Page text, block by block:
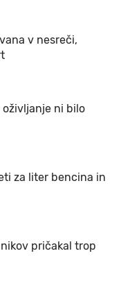
v nesreči,
ni bilo
za liter bencina in
pričakal trop